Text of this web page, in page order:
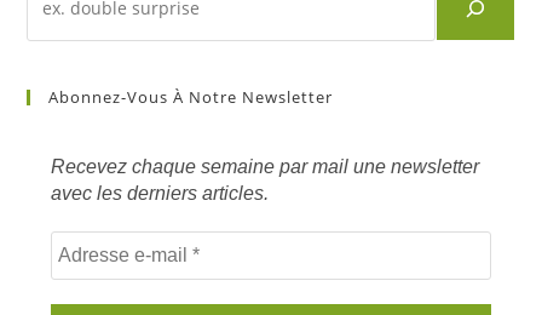
d'un
mots
Abonnez-Vous À Notre Newsletter
Recevez chaque semaine par mail une newsletter
avec les derniers articles.